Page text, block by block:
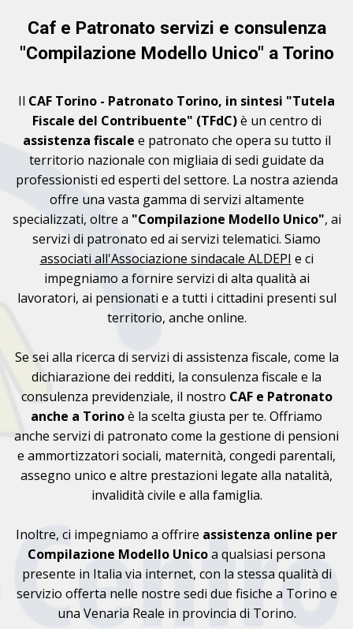
Caf e Patronato servizi e consulenza
"Compilazione Modello Unico" a Torino
Il CAF Torino - Patronato Torino, in sintesi "Tutela
Fiscale del Contribuente" (TFdC)è un centro di
assistenza fiscale e patronato che opera su tutto il
territorio nazionale con migliaia di sedi guidate da
professionisti ed esperti del settore. La nostra azienda
offre una vasta gamma di servizi altamente
specializzati, oltre a "Compilazione Modello Unico", ai
servizi di patronato ed ai servizi telematici. Siamo
associati all'Associazione sindacale ALDEPI e ci
impegniamo a fornire servizi di alta qualità ai
lavoratori, ai pensionati e a tutti i cittadini presenti sul
territorio, anche online.
Se sei alla ricerca di servizi di assistenza fiscale, come la
dichiarazione dei redditi, la consulenza fiscale e la
consulenza previdenziale, il nostro CAF e Patronato
anche a Torinoè la scelta giusta per te. Offriamo
anche servizi di patronato come la gestione di pensioni
e ammortizzatori sociali, maternità, congedi parentali,
assegno unico e altre prestazioni legate alla natalità,
invalidità civile e alla famiglia.
Inoltre, ci impegniamo a offrire assistenza online per
Compilazione Modello Unicoa qualsiasi persona
presente in Italia via internet, con la stessa qualità di
servizio offerta nelle nostre sedi due fisiche a Torino e
una Venaria Reale in provincia di Torino.